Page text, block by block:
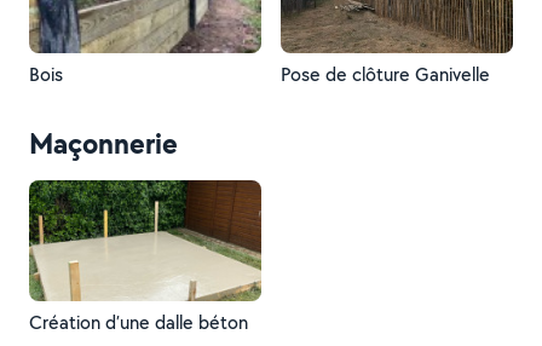
Bois Pose de clôture Ganivelle
Maçonnerie
Création d’une dalle béton